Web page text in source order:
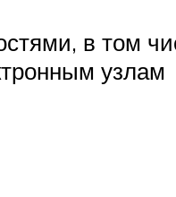
в том
узлам